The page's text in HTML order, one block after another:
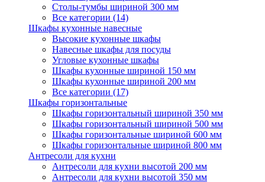
Столы-тумбы шириной 300 мм
Все категории (14)
Шкафы кухонные навесные
Высокие кухонные шкафы
Навесные шкафы для посуды
Угловые кухонные шкафы
Шкафы кухонные шириной 150 мм
Шкафы кухонные шириной 200 мм
Все категории (17)
Шкафы горизонтальные
Шкафы горизонтальный шириной 350 мм
Шкафы горизонтальный шириной 500 мм
Шкафы горизонтальные шириной 600 мм
Шкафы горизонтальные шириной 800 мм
Антресоли для кухни
Антресоли для кухни высотой 200 мм
Антресоли для кухни высотой 350 мм